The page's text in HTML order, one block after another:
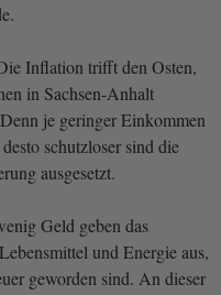
Inflation trifft den Osten,
in Sachsen-Anhalt
je geringer Einkommen
schutzloser sind die
ausgesetzt.
Geld geben das
und Energie aus,
geworden sind. An dieser